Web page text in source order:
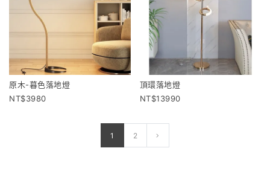
原木-暮色落地燈
3980
頂環落地燈
13990
1 2